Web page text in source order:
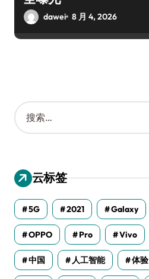
dawei 8 月 4, 2026
搜
索
：
云标签
5G 2021 Galaxy
OPPO Pro Vivo
中国 人工智能 体验